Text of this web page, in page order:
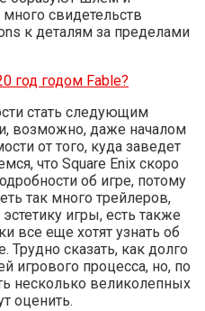
свидетельств
к деталям за пределами
год годом Fable?
стать следующим
возможно, даже началом
от того, куда заведет
что Square Enix скоро
об игре, потому
так много трейлеров,
игры, есть также
все еще хотят узнать об
сказать, как долго
игрового процесса, но, по
несколько великолепных
оценить.